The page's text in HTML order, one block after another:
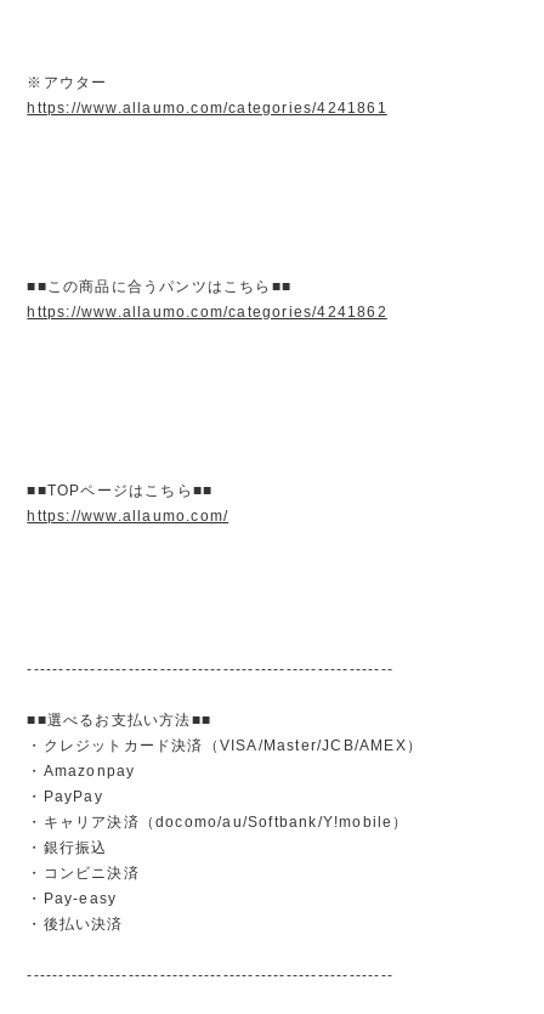
※アウター
https://www.allaumo.com/categories/4241861
■■この商品に合うパンツはこちら■■
https://www.allaumo.com/categories/4241862
■■TOPページはこちら■■
https://www.allaumo.com/
----------------------------------------------------------
■■選べるお支払い方法■■
・クレジットカード決済（VISA/Master/JCB/AMEX）
・Amazonpay
・PayPay
・キャリア決済（docomo/au/Softbank/Y!mobile）
・銀行振込
・コンビニ決済
・Pay-easy
・後払い決済
----------------------------------------------------------